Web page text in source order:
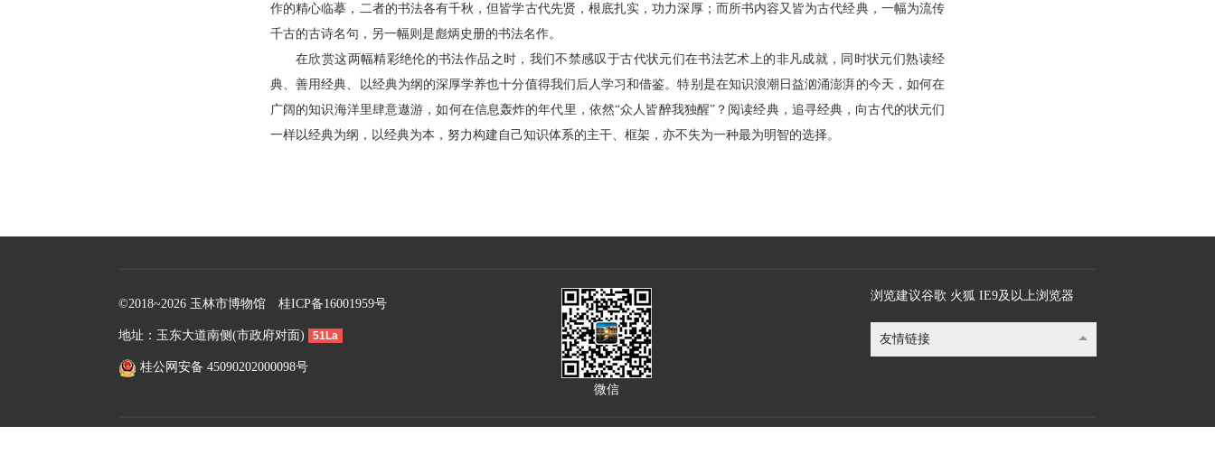
作的精心临摹，二者的书法各有千秋，但皆学古代先贤，根底扎实，功力深厚；而所书内容又皆为古代经典，一幅为流传
千古的古诗名句，另一幅则是彪炳史册的书法名作。
在欣赏这两幅精彩绝伦的书法作品之时，我们不禁感叹于古代状元们在书法艺术上的非凡成就，同时状元们熟读经
典、善用经典、以经典为纲的深厚学养也十分值得我们后人学习和借鉴。特别是在知识浪潮日益汹涌澎湃的今天，如何在
广阔的知识海洋里肆意遨游，如何在信息轰炸的年代里，依然“众人皆醉我独醒”？阅读经典，追寻经典，向古代的状元们
一样以经典为纲，以经典为本，努力构建自己知识体系的主干、框架，亦不失为一种最为明智的选择。
©2018~2026 玉林市博物馆桂ICP备16001959号
地址：玉东大道南侧(市政府对面) 51La
桂公网安备 45090202000098号
微信
浏览建议谷歌 火狐 IE9及以上浏览器
友情链接